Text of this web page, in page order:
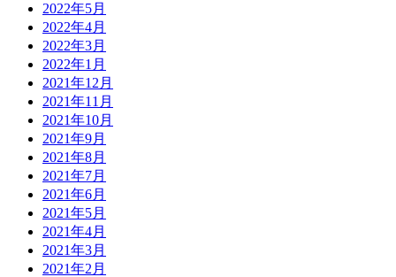
2022年5月
2022年4月
2022年3月
2022年1月
2021年12月
2021年11月
2021年10月
2021年9月
2021年8月
2021年7月
2021年6月
2021年5月
2021年4月
2021年3月
2021年2月